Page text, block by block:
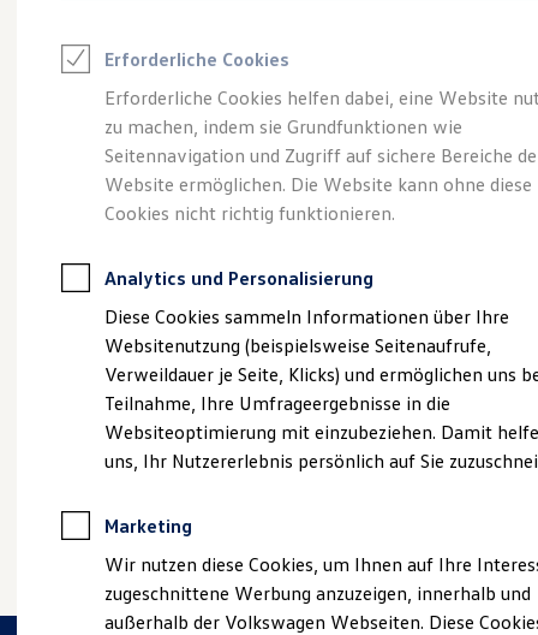
Saisonangebote
Leasing
Leasing-Angebote
Gebrauchtwagen Leasing
Junge Gebrauchtwagen-Leasing
Elektroauto Leasing
Kleinwagen-Leasing
Leasing ohne Anzahlung
Autokredit mit Schlussrate
Versicherungen und Garantien
Kfz-Versicherung
Restschuldversicherungen
Garantien
Wartungsverträge
Geschäftskunden
Professional Class bei Volkswagen
Großkunden
Behörden
Anpfiff zum Gewinn
Elektroautos
ID. Tutorials
Elektrofahrzeugkonzepte
Eine Spur Extra. Der
neue vollelektrische
ID. Polo
Impressum & Rechtliches
Erforderliche Cookies
Erforderliche Cookies helfen dabei, eine Website
zu machen, indem sie Grundfunktionen wie
Seitennavigation und Zugriff auf sichere Bereiche
Website ermöglichen. Die Website kann ohne diese
Cookies nicht richtig funktionieren.
Analytics und Personalisierung
Diese Cookies sammeln Informationen über Ihre
Websitenutzung (beispielsweise Seitenaufrufe,
Verweildauer je Seite, Klicks) und ermöglichen uns
Teilnahme, Ihre Umfrageergebnisse in die
Websiteoptimierung mit einzubeziehen. Damit
uns, Ihr Nutzererlebnis persönlich auf Sie
Marketing
Wir nutzen diese Cookies, um Ihnen auf Ihre
zugeschnittene Werbung anzuzeigen, innerhalb und
außerhalb der Volkswagen Webseiten. Diese